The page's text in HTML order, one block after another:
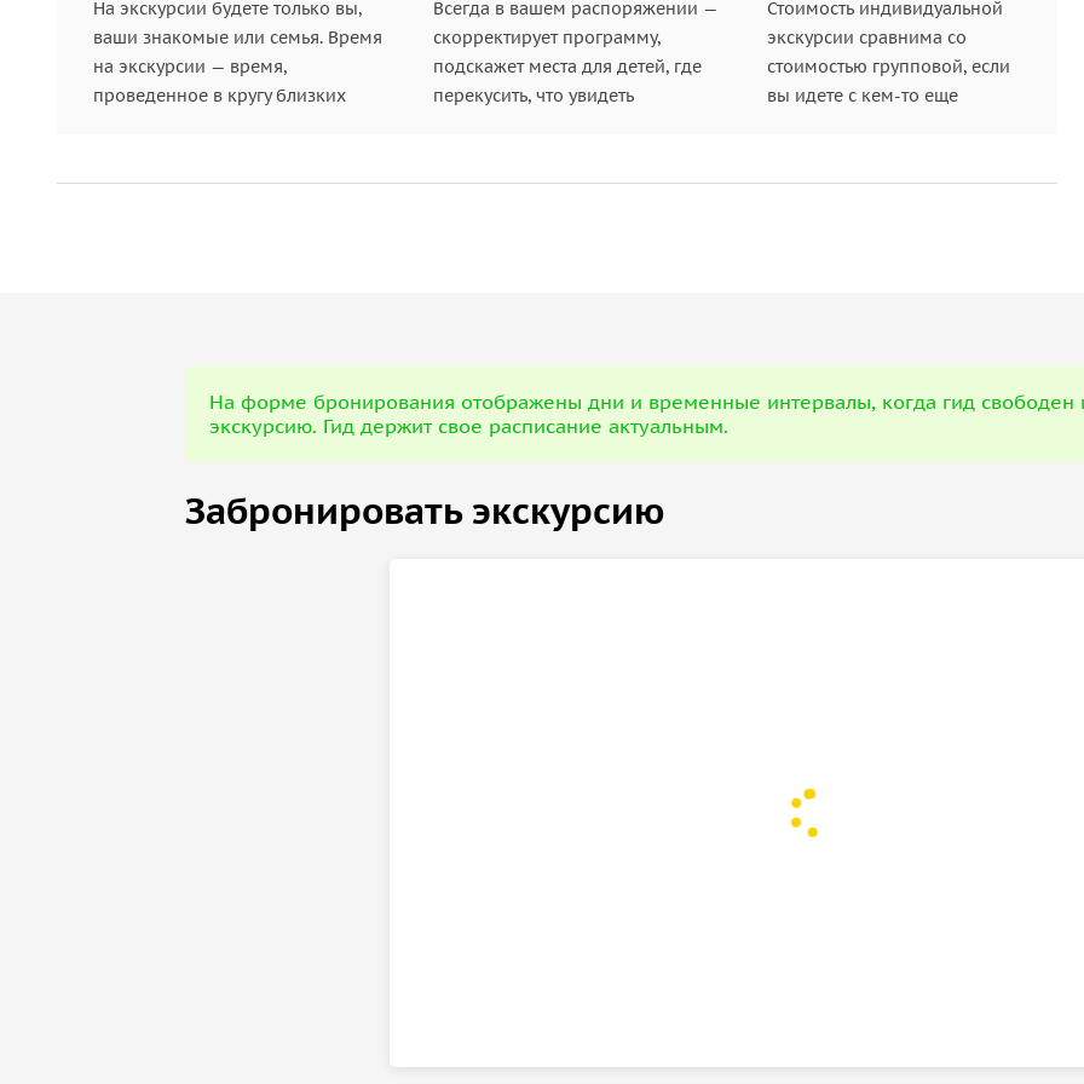
На экскурсии будете только вы,
ваши знакомые или семья. Время
на экскурсии — время,
проведенное в кругу близких
Всегда в вашем распоряжении —
скорректирует программу,
подскажет места для детей, где
перекусить, что увидеть
Стоимость индивидуальной
экскурсии сравнима со
стоимостью групповой, если
вы идете с кем-то еще
На форме бронирования отображены дни и временные интервалы, когда гид свободен
экскурсию. Гид держит свое расписание актуальным.
Забронировать экскурсию